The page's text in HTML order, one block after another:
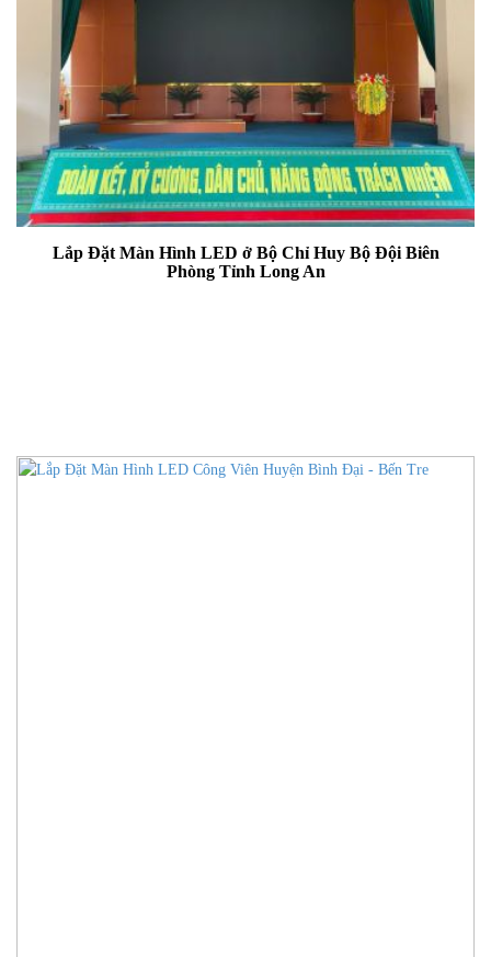
Lắp Đặt Màn Hình LED ở Bộ Chỉ Huy Bộ Đội Biên
Phòng Tỉnh Long An